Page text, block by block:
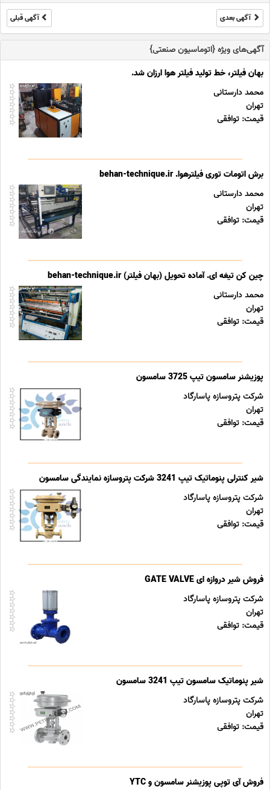
آگهی بعدی آگهی قبلی
آگهی‌های ویژه {اتوماسیون صنعتی}
بهان فیلتر، خط تولید فیلتر هوا ارزان شد.
محمد دارستانی
تهران
قیمت: توافقی
برش اتومات توری فیلترهوا. behan-technique.ir
محمد دارستانی
تهران
قیمت: توافقی
چین کن تیغه ای. آماده تحویل (بهان فیلتر) behan-technique.ir
محمد دارستانی
تهران
قیمت: توافقی
پوزیشنر سامسون تیپ 3725 سامسون
شرکت پتروسازه پاسارگاد
تهران
قیمت: توافقی
شیر کنترلی پنوماتیک تیپ 3241 شرکت پتروسازه نمایندگی سامسون
شرکت پتروسازه پاسارگاد
تهران
قیمت: توافقی
فروش شیر دروازه ای GATE VALVE
شرکت پتروسازه پاسارگاد
تهران
قیمت: توافقی
شیر پنوماتیک سامسون تیپ 3241 سامسون
شرکت پتروسازه پاسارگاد
تهران
قیمت: توافقی
فروش آی توپی پوزیشنر سامسون و YTC